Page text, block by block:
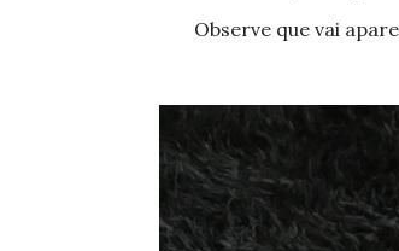
Observe que vai